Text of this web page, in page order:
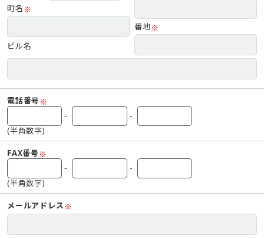
町名 ※
番地※
ビル名
電話番号 ※
-
-
(半角数字)
FAX番号 ※
-
-
(半角数字)
メールアドレス ※